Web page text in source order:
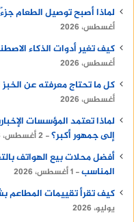
لماذا أصبح توصيل الطعام
أغسطس، 2026
كيف تغير أدوات الذكاء
أغسطس، 2026
كل ما تحتاج معرفته عن
أغسطس، 2026
إلى جمهور أكبر؟ 2 أغسطس، 2026
أفضل محلات بيع الهواتف
المناسب 1 أغسطس، 2026
كيف تقرأ تقييمات المطاعم
يوليو، 2026